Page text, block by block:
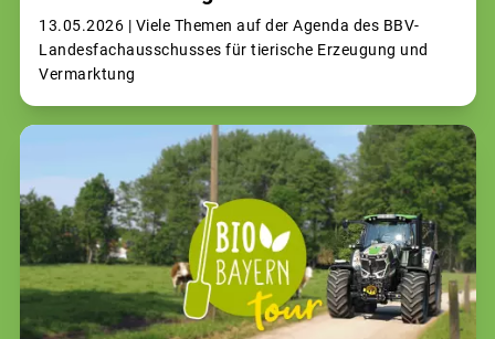
13.05.2026 | Viele Themen auf der Agenda des BBV-
Landesfachausschusses für tierische Erzeugung und
Vermarktung